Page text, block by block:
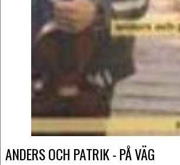
ANDERS OCH PATRIK - PÅ VÄG